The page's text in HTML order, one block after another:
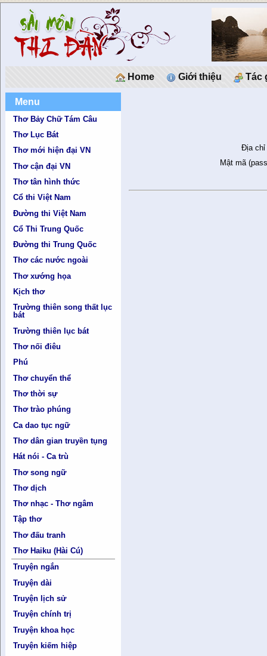
Home Giới thiệu Tác
Menu
Thơ Bảy Chữ Tám Câu
Thơ Lục Bát
Thơ mới hiện đại VN
Thơ cận đại VN
Thơ tân hình thức
Cổ thi Việt Nam
Đường thi Việt Nam
Cổ Thi Trung Quốc
Đường thi Trung Quốc
Thơ các nước ngoài
Thơ xướng họa
Kịch thơ
Trường thiên song thất lục
bát
Trường thiên lục bát
Thơ nối điêu
Phú
Thơ chuyển thể
Thơ thời sự
Thơ trào phúng
Ca dao tục ngữ
Thơ dân gian truyền tụng
Hát nói - Ca trù
Thơ song ngữ
Thơ dịch
Thơ nhạc - Thơ ngâm
Tập thơ
Thơ đấu tranh
Thơ Haiku (Hài Cú)
Truyện ngắn
Truyện dài
Truyện lịch sử
Truyện chính trị
Truyện khoa học
Truyện kiếm hiệp
Địa chỉ
Mật mã